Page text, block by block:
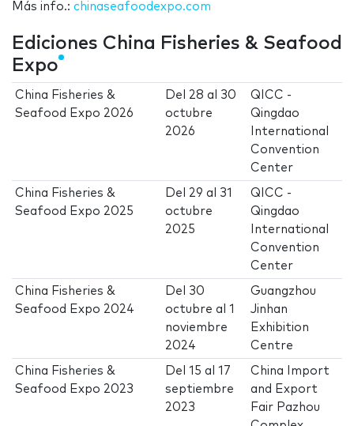
Más info.: chinaseafoodexpo.com
Ediciones China Fisheries & Seafood
Expo
China Fisheries &
Seafood Expo 2026
Del 28 al 30
octubre
2026
QICC -
Qingdao
International
Convention
Center
China Fisheries &
Seafood Expo 2025
Del 29 al 31
octubre
2025
QICC -
Qingdao
International
Convention
Center
China Fisheries &
Seafood Expo 2024
Del 30
octubre al1
noviembre
2024
Guangzhou
Jinhan
Exhibition
Centre
China Fisheries &
Seafood Expo 2023
Del15 al17
septiembre
2023
China Import
and Export
Fair Pazhou